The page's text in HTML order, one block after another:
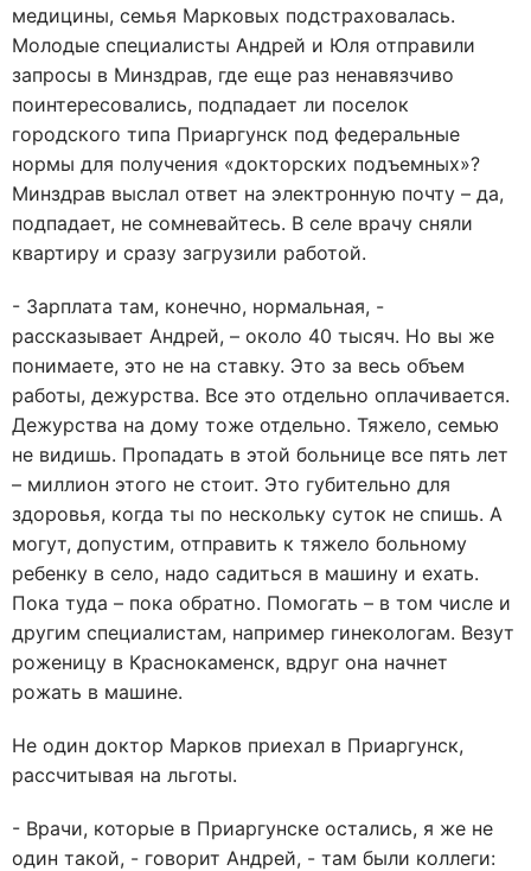
медицины, семья Марковых подстраховалась.
Молодые специалисты Андрей и Юля отправили
запросы в Минздрав, где еще раз ненавязчиво
поинтересовались, подпадает ли поселок
городского типа Приаргунск под федеральные
нормы для получения «докторских подъемных»?
Минздрав выслал ответ на электронную почту – да,
подпадает, не сомневайтесь. В селе врачу сняли
квартиру и сразу загрузили работой.
- Зарплата там, конечно, нормальная, -
рассказывает Андрей, – около 40 тысяч. Но вы же
понимаете, это не на ставку. Это за весь объем
работы, дежурства. Все это отдельно оплачивается.
Дежурства на дому тоже отдельно. Тяжело, семью
не видишь. Пропадать в этой больнице все пять лет
– миллион этого не стоит. Это губительно для
здоровья, когда ты по нескольку суток не спишь. А
могут, допустим, отправить к тяжело больному
ребенку в село, надо садиться в машину и ехать.
Пока туда – пока обратно. Помогать – в том числе и
другим специалистам, например гинекологам. Везут
роженицу в Краснокаменск, вдруг она начнет
рожать в машине.
Не один доктор Марков приехал в Приаргунск,
рассчитывая на льготы.
- Врачи, которые в Приаргунске остались, я же не
один такой, - говорит Андрей, - там были коллеги: